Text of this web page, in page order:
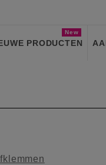
PRODUCTEN
New